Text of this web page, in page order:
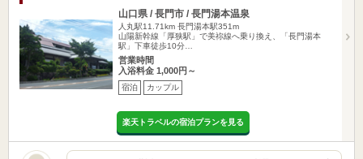
山口県 / 長門市 / 長門湯本温泉
人丸駅11.71km 長門湯本駅351m
山陽新幹線「厚狭駅」で美祢線へ乗り換え、「長門湯本
駅」下車徒歩10分…
営業時間
入浴料金 1,000円～
宿泊 カップル
楽天トラベルの宿泊プランを見る